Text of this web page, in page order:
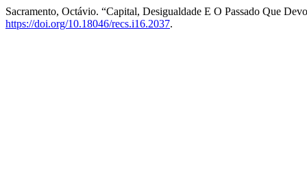
Sacramento, Octávio. “Capital, Desigualdade E O Passado Que
https://doi.org/10.18046/recs.i16.2037.